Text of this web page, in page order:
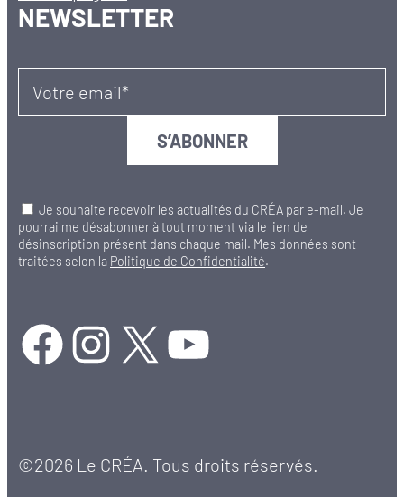
NEWSLETTER
Votre email*
Je souhaite recevoir les actualités du CRÉA par e-mail. Je
pourrai me désabonner à tout moment via le lien de
désinscription présent dans chaque mail. Mes données sont
traitées selon la Politique de Confidentialité.
Facebook Instagram X YouTube
©2026 Le CRÉA. Tous droits réservés.